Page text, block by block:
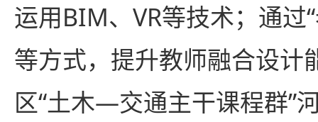
运用BIM、VR等技术；通过
等方式，提升教师融合设计
区“土木—交通主干课程群”